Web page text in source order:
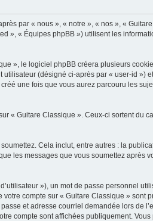
par « nous », « notre », « nos », «
», « Équipes phpBB ») utilisent les
», le logiciel phpBB créera plusieurs
(désigné ci-après par « user-id »)
une fois que vous aurez parcouru les
« Guitare Classique ». Ceux-ci sortent du
Cela inclut, entre autres : la
les messages que vous soumettez après
»), un mot de passe personnel
compte sur « Guitare Classique » sont
et adresse courriel demandée lors de
compte sont affichées publiquement.